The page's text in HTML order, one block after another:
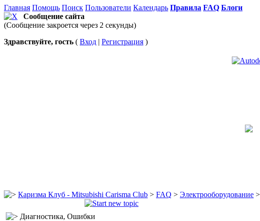
Главная Помощь Поиск Пользователи Календарь Правила FAQ Блоги
Сообщение сайта
(Сообщение закроется через 2 секунды)
Здравствуйте, гость ( Вход | Регистрация )
Каризма Клуб - Mitsubishi Carisma Club > FAQ > Электрооборудование >
Диагностика, Ошибки